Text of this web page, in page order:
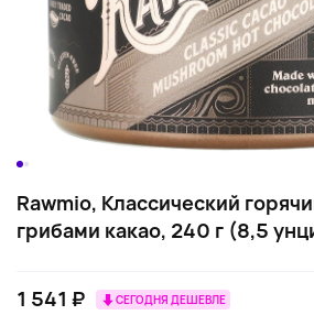
Rawmio, Классический
грибами какао, 240 г (8,5
1 541 ₽ СЕГОДНЯ ДЕШЕВЛЕ